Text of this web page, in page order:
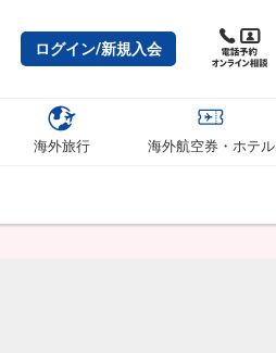
ログイン/新規入会
海外旅行 海外航空券・ホテル